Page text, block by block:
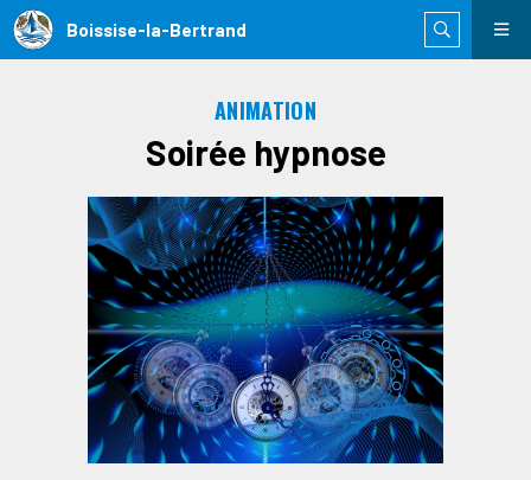
Boissise-la-Bertrand
ANIMATION
Soirée hypnose